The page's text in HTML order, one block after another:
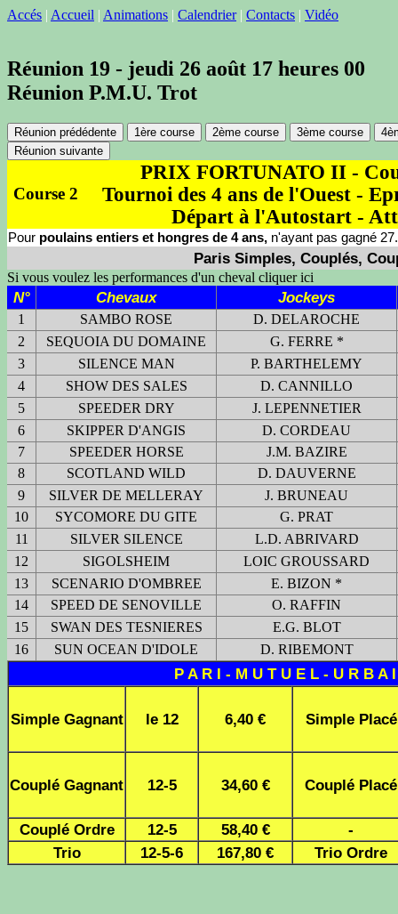
Accés | Accueil | Animations | Calendrier | Contacts | Vidéo
Réunion 19 - jeudi 26 août 17 heures 00
Réunion P.M.U. Trot
Réunion prédédente 1ère course 2ème course 3ème course
Réunion suivante
Course 2
PRIX FORTUNATO II -
Tournoi des 4 ans de l'Ouest -
Départ à l'Autostart -
Pour poulains entiers et hongres de 4 ans, n'ayant pas gagné
Paris Simples, Couplés,
Si vous voulez les performances d'un cheval cliquer ici
N° Chevaux Jockeys
1 SAMBO ROSE
D. DELAROCHE
2
SEQUOIA DU DOMAINE
G. FERRE *
3
SILENCE MAN
P. BARTHELEMY
4
SHOW DES SALES
D. CANNILLO
5
SPEEDER DRY
J. LEPENNETIER
6
SKIPPER D'ANGIS
D. CORDEAU
7
SPEEDER HORSE
J.M. BAZIRE
8
SCOTLAND WILD
D. DAUVERNE
9
SILVER DE MELLERAY
J. BRUNEAU
10
SYCOMORE DU GITE
G. PRAT
11
SILVER SILENCE
L.D. ABRIVARD
12
SIGOLSHEIM
LOIC GROUSSARD
13
SCENARIO D'OMBREE
E. BIZON *
14
SPEED DE SENOVILLE
O. RAFFIN
15
SWAN DES TESNIERES
E.G. BLOT
16
SUN OCEAN D'IDOLE D. RIBEMONT
P A R I - M U T U E L - U R B A
Simple Gagnant le 12 6,40 € Simple Placé
Couplé Gagnant 12-5 34,60 € Couplé Placé
Couplé Ordre 12-5 58,40 €
-
Trio
12-5-6 167,80 € Trio Ordre